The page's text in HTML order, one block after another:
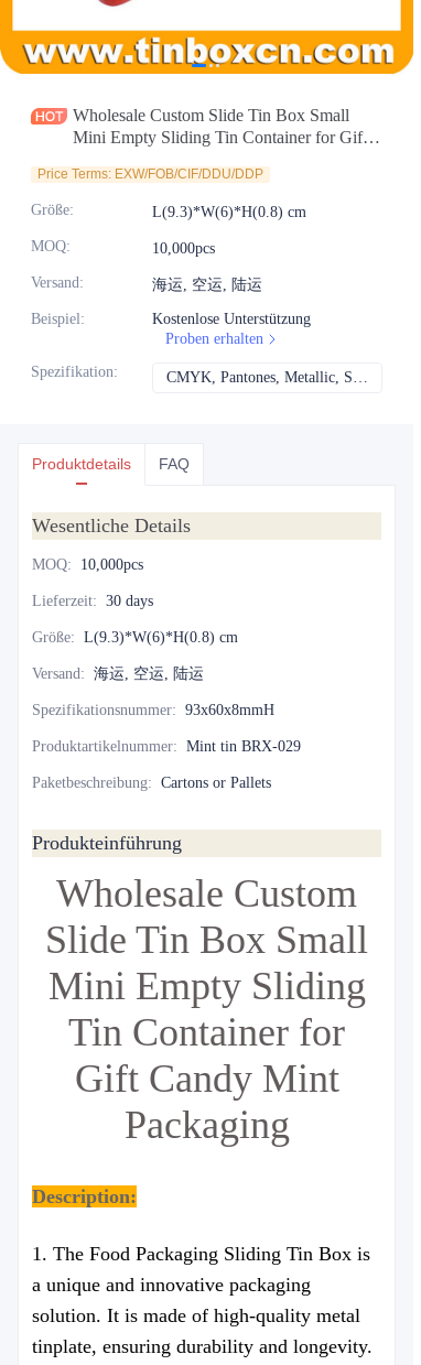
Wholesale Custom Slide Tin Box Small
Mini Empty Sliding Tin Container for Gift
Price Terms: EXW/FOB/CIF/DDU/DDP
Größe: L(9.3)*W(6)*H(0.8) cm
MOQ: 10,000pcs
Versand: 海运, 空运, 陆运
Beispiel:
Kostenlose Unterstützung
Proben erhalten
Spezifikation: CMYK, Pantones, Metallic, Sonderfarbe usw.
Produktdetails FAQ
Wesentliche Details
MOQ: 10,000pcs
Lieferzeit: 30 days
Größe: L(9.3)*W(6)*H(0.8) cm
Versand: 海运, 空运, 陆运
Spezifikationsnummer: 93x60x8mmH
Produktartikelnummer: Mint tin BRX-029
Paketbeschreibung: Cartons or Pallets
Produkteinführung
Wholesale Custom
Slide Tin Box Small
Mini Empty Sliding
Tin Container for
Gift Candy Mint
Packaging
Description:
1. The Food Packaging Sliding Tin Box is
a unique and innovative packaging
solution. It is made of high-quality metal
tinplate, ensuring durability and longevity.
Nachrichten